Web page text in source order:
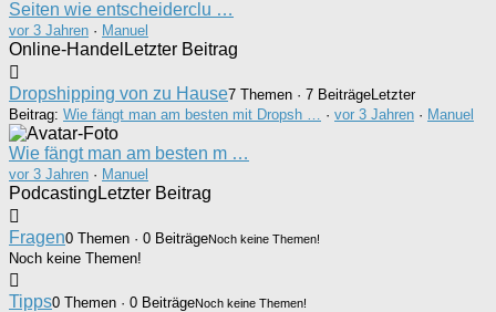
Seiten wie entscheiderclu …
vor 3 Jahren · Manuel
Online-Handel Letzter Beitrag
Dropshipping von zu Hause7 Themen · 7 BeiträgeLetzter
Beitrag: Wie fängt man am besten mit Dropsh … · vor 3 Jahren · Manuel
Wie fängt man am besten m …
vor 3 Jahren · Manuel
Podcasting Letzter Beitrag
Fragen0 Themen · 0 BeiträgeNoch keine Themen!
Noch keine Themen!
Tipps0 Themen · 0 BeiträgeNoch keine Themen!